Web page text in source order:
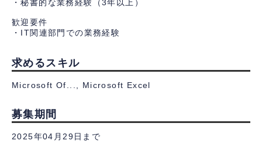
・秘書的な業務経験（3年以上）
歓迎要件
・IT関連部門での業務経験
求めるスキル
Microsoft Of..., Microsoft Excel
募集期間
2025年04月29日まで